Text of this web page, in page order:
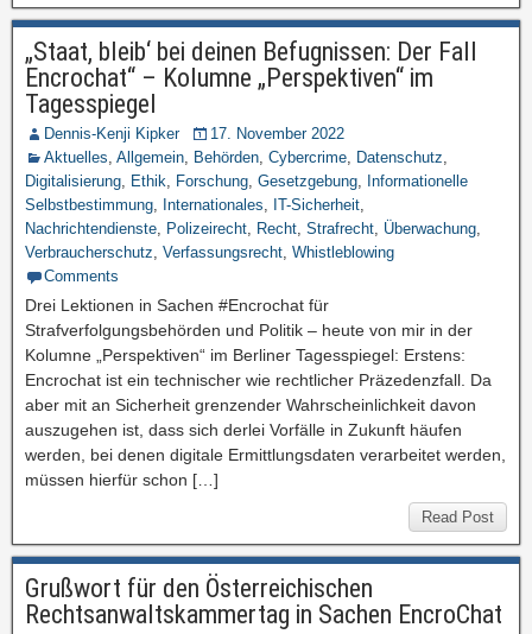
„Staat, bleib‘ bei deinen Befugnissen: Der Fall
Encrochat“ – Kolumne „Perspektiven“ im
Tagesspiegel
Dennis-Kenji Kipker
17. November 2022
Aktuelles, Allgemein, Behörden, Cybercrime, Datenschutz,
Digitalisierung, Ethik, Forschung, Gesetzgebung, Informationelle
Selbstbestimmung, Internationales, IT-Sicherheit,
Nachrichtendienste, Polizeirecht, Recht, Strafrecht, Überwachung,
Verbraucherschutz, Verfassungsrecht, Whistleblowing
Comments
Drei Lektionen in Sachen #Encrochat für
Strafverfolgungsbehörden und Politik – heute von mir in der
Kolumne „Perspektiven“ im Berliner Tagesspiegel: Erstens:
Encrochat ist ein technischer wie rechtlicher Präzedenzfall. Da
aber mit an Sicherheit grenzender Wahrscheinlichkeit davon
auszugehen ist, dass sich derlei Vorfälle in Zukunft häufen
werden, bei denen digitale Ermittlungsdaten verarbeitet werden,
müssen hierfür schon […]
Read Post
Grußwort für den Österreichischen
Rechtsanwaltskammertag in Sachen EncroChat